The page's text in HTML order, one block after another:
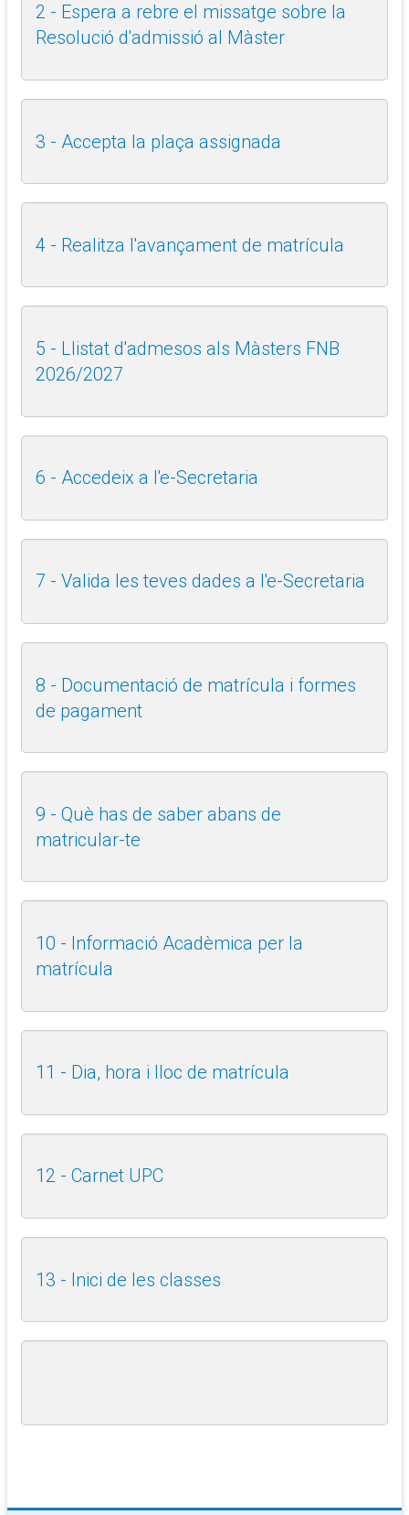
2 - Espera a rebre el missatge sobre la
Resolució d'admissió al Màster
3 - Accepta la plaça assignada
4 - Realitza l'avançament de matrícula
5 - Llistat d'admesos als Màsters FNB
2026/2027
6 - Accedeix a l'e-Secretaria
7 - Valida les teves dades a l'e-Secretaria
8 - Documentació de matrícula i formes
de pagament
9 - Què has de saber abans de
matricular-te
10 - Informació Acadèmica per la
matrícula
11 - Dia, hora i lloc de matrícula
12 - Carnet UPC
13 - Inici de les classes